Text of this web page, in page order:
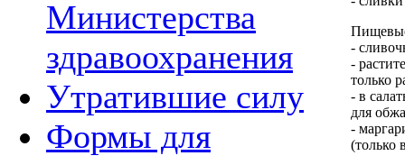
Министерства
здравоохранения
Утратившие силу
Формы для
-
-
только
- в
для
-
(только